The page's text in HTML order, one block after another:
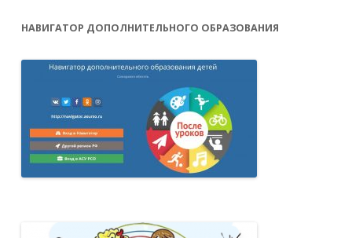
НАВИГАТОР ДОПОЛНИТЕЛЬНОГО ОБРАЗОВАНИЯ